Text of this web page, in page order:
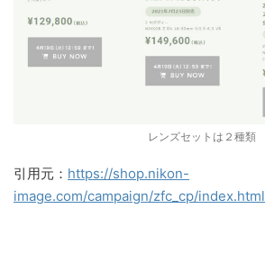
レンズセットは２種類
引用元： https://shop.nikon-
image.com/campaign/zfc_cp/index.html